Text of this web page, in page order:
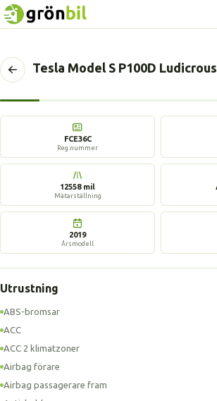
Tillbaka
föregående
sida
Tesla Model S P100D Ludicrous
FCE36C
Reg.nummer
12558 mil
Mätarställning
2019
Årsmodell
Utrustning
ABS-bromsar
ACC
ACC 2 klimatzoner
Airbag förare
Airbag passagerare fram